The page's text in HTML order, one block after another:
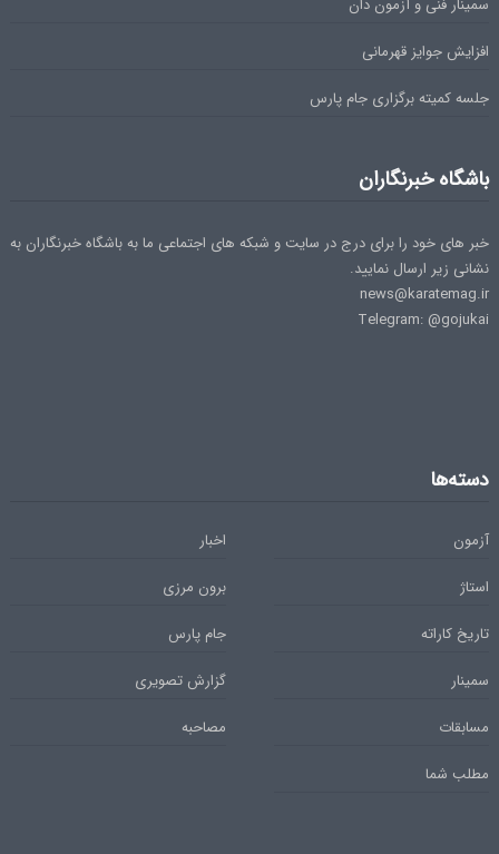
سمینار فنی و آزمون دان
افزایش جوایز قهرمانی
جلسه کمیته برگزاری جام پارس
باشگاه خبرنگاران
خبر های خود را برای درج در سایت و شبکه های اجتماعی ما به باشگاه خبرنگاران به
نشانی زیر ارسال نمایید.
news@karatemag.ir
Telegram: @gojukai
دسته‌ها
آزمون
اخبار
استاژ
برون مرزی
تاریخ کاراته
جام پارس
سمینار
گزارش تصویری
مسابقات
مصاحبه
مطلب شما